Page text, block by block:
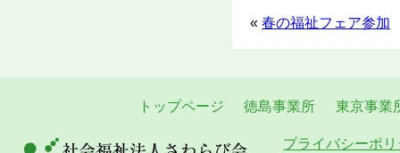
« 春の福祉フェア参加
トップページ 徳島事業所 東京事業
プライバシーポ